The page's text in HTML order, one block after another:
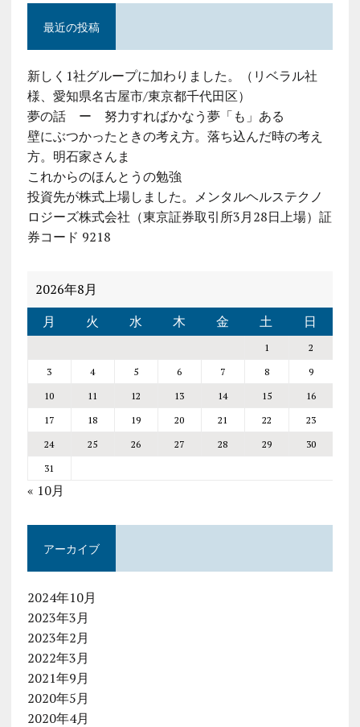
最近の投稿
新しく1社グループに加わりました。（リベラル社
様、愛知県名古屋市/東京都千代田区）
夢の話 ー 努力すればかなう夢「も」ある
壁にぶつかったときの考え方。落ち込んだ時の考え
方。明石家さんま
これからのほんとうの勉強
投資先が株式上場しました。メンタルヘルステクノ
ロジーズ株式会社（東京証券取引所3月28日上場）証
券コード 9218
2026年8月
月
火 水 木 金 土 日
1
2
3
4 5 6 7 8
9
10
11 12 13 14 15
16
17
18 19 20 21 22
23
24
25 26 27 28 29
30
31
« 10月
アーカイブ
2024年10月
2023年3月
2023年2月
2022年3月
2021年9月
2020年5月
2020年4月